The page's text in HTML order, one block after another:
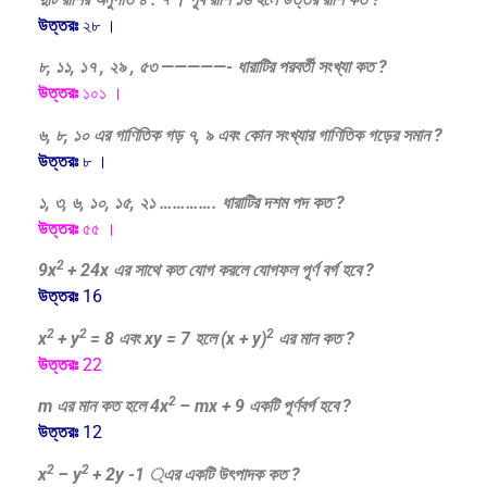
উত্তরঃ২৮ ।
৮, ১১, ১৭ , ২৯ , ৫৩ —————- ধারাটির পরবর্তী সংখ্যা কত ?
উত্তরঃ১০১ ।
৬, ৮, ১০ এর গাণিতিক গড় ৭, ৯ এবং কোন সংখ্যার গাণিতিক গড়ের সমান ?
উত্তরঃ৮ ।
১, ৩, ৬, ১০, ১৫, ২১ …………. ধারাটির দশম পদ কত ?
উত্তরঃ৫৫ ।
9x2 + 24x এর সাথে কত যোগ করলে যোগফল পূর্ণ বর্গ হবে ?
উত্তরঃ16
x2 + y2 = 8 এবং xy = 7 হলে (x + y)2 এর মান কত ?
উত্তরঃ22
m এর মান কত হলে 4x2 – mx + 9 একটি পূর্ণবর্গ হবে ?
উত্তরঃ12
x2 – y2 + 2y -1 ্এর একটি উৎপাদক কত ?